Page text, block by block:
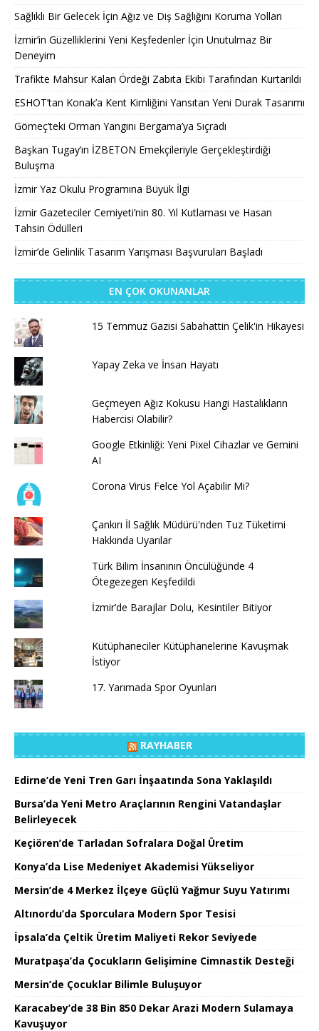
Sağlıklı Bir Gelecek İçin Ağız ve Diş Sağlığını Koruma Yolları
İzmir’in Güzelliklerini Yeni Keşfedenler İçin Unutulmaz Bir
Deneyim
Trafikte Mahsur Kalan Ördeği Zabıta Ekibi Tarafından Kurtarıldı
ESHOT’tan Konak’a Kent Kimliğini Yansıtan Yeni Durak Tasarımı
Gömeç’teki Orman Yangını Bergama’ya Sıçradı
Başkan Tugay’ın İZBETON Emekçileriyle Gerçekleştirdiği
Buluşma
İzmir Yaz Okulu Programına Büyük İlgi
İzmir Gazeteciler Cemiyeti’nin 80. Yıl Kutlaması ve Hasan
Tahsin Ödülleri
İzmir’de Gelinlik Tasarım Yarışması Başvuruları Başladı
EN ÇOK OKUNANLAR
15 Temmuz Gazisi Sabahattin Çelik'in Hikayesi
Yapay Zeka ve İnsan Hayatı
Geçmeyen Ağız Kokusu Hangi Hastalıkların
Habercisi Olabilir?
Google Etkinliği: Yeni Pixel Cihazlar ve Gemini
AI
Corona Virüs Felce Yol Açabilir Mi?
Çankırı İl Sağlık Müdürü'nden Tuz Tüketimi
Hakkında Uyarılar
Türk Bilim İnsanının Öncülüğünde 4
Ötegezegen Keşfedildi
İzmir’de Barajlar Dolu, Kesintiler Bitiyor
Kütüphaneciler Kütüphanelerine Kavuşmak
İstiyor
17. Yarımada Spor Oyunları
RAYHABER
Edirne’de Yeni Tren Garı İnşaatında Sona Yaklaşıldı
Bursa’da Yeni Metro Araçlarının Rengini Vatandaşlar
Belirleyecek
Keçiören’de Tarladan Sofralara Doğal Üretim
Konya’da Lise Medeniyet Akademisi Yükseliyor
Mersin’de 4 Merkez İlçeye Güçlü Yağmur Suyu Yatırımı
Altınordu’da Sporculara Modern Spor Tesisi
İpsala’da Çeltik Üretim Maliyeti Rekor Seviyede
Muratpaşa’da Çocukların Gelişimine Cimnastik Desteği
Mersin’de Çocuklar Bilimle Buluşuyor
Karacabey’de 38 Bin 850 Dekar Arazi Modern Sulamaya
Kavuşuyor